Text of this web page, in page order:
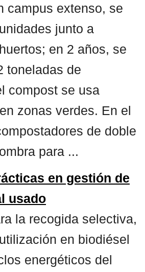
campus extenso, se
junto a
en 2 años, se
toneladas de
compost se usa
zonas verdes. En el
de doble
para ...
en gestión de
usado
la recogida selectiva,
en biodiésel
energéticos del